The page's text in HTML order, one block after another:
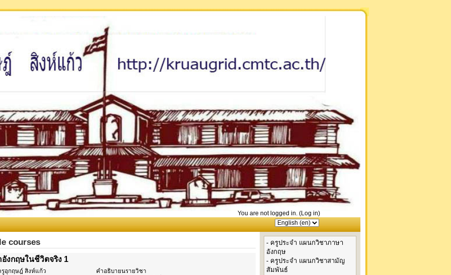
You are not logged in. (Log in)
courses
งกฤษในชีวิตจริง 1
คำอธิบายนรายวิชา
รูอุกฤษฎ์ สิงห์แก้ว
- ครูประจำ แผนกวิชาภาษา
อังกฤษ
- ครูประจำ แผนกวิชาสามัญ
สัมพันธ์